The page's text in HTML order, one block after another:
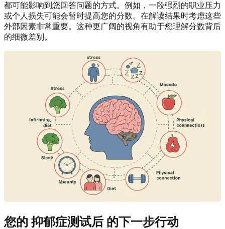
都可能影响到您回答问题的方式。例如，一段强烈的职业压力
或个人损失可能会暂时提高您的分数。在解读结果时考虑这些
外部因素非常重要。这种更广阔的视角有助于您理解分数背后
的细微差别。
您的 抑郁症测试后 的下一步行动